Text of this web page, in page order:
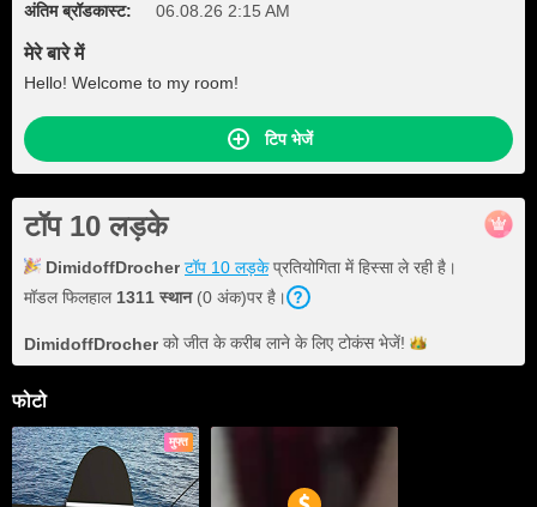
अंतिम ब्रॉडकास्ट: 06.08.26 2:15 AM
मेरे बारे में
Hello! Welcome to my room!
टिप भेजें
टॉप 10 लड़के
DimidoffDrocher टॉप 10 लड़केप्रतियोगिता में हिस्सा ले रही है।
मॉडल फिलहाल 1311 स्थान(0 अंक)पर है।
DimidoffDrocher को जीत के करीब लाने के लिए टोकंसभेजें!
फोटो
मुफ्त